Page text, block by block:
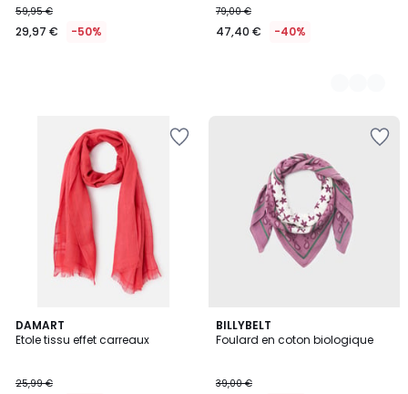
59,95 €
29,97 € -50%
79,00 €
47,40 € -40%
DAMART
Etole tissu effet carreaux
25,99 €
BILLYBELT
Foulard en coton biologique
39,00 €
3
Couleurs